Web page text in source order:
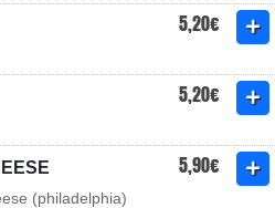
5,20€
5,20€
5,90€
(philadelphia)